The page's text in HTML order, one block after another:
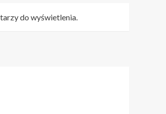
do wyświetlenia.